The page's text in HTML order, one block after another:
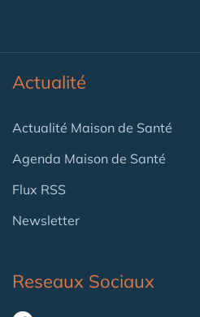
Actualité
Actualité Maison de Santé
Agenda Maison de Santé
Flux RSS
Newsletter
Reseaux Sociaux